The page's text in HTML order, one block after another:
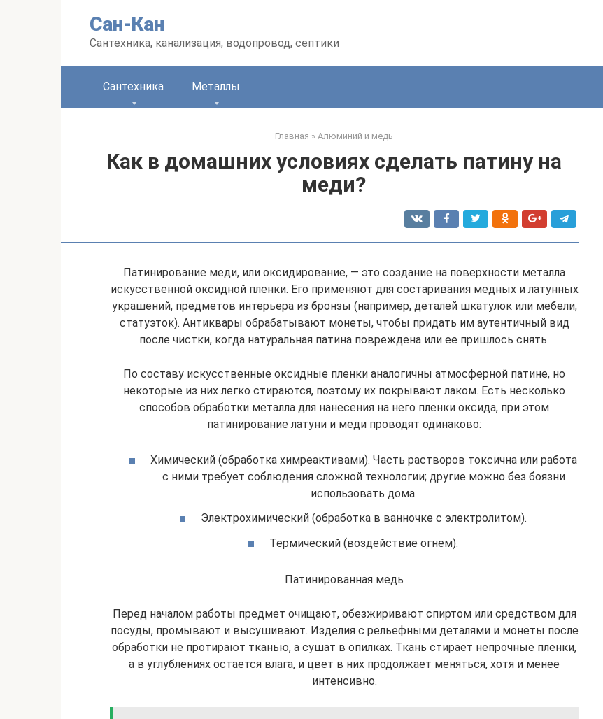
Сан-Кан
Сантехника, канализация, водопровод, септики
Сантехника Металлы
Главная » Алюминий и медь
Как в домашних условиях сделать патину на
меди?
Патинирование меди, или оксидирование, — это создание на поверхности металла
искусственной оксидной пленки. Его применяют для состаривания медных и латунных
украшений, предметов интерьера из бронзы (например, деталей шкатулок или мебели,
статуэток). Антиквары обрабатывают монеты, чтобы придать им аутентичный вид
после чистки, когда натуральная патина повреждена или ее пришлось снять.
По составу искусственные оксидные пленки аналогичны атмосферной патине, но
некоторые из них легко стираются, поэтому их покрывают лаком. Есть несколько
способов обработки металла для нанесения на него пленки оксида, при этом
патинирование латуни и меди проводят одинаково:
Химический (обработка химреактивами). Часть растворов токсична или работа
с ними требует соблюдения сложной технологии; другие можно без боязни
использовать дома.
Электрохимический (обработка в ванночке с электролитом).
Термический (воздействие огнем).
Патинированная медь
Перед началом работы предмет очищают, обезжиривают спиртом или средством для
посуды, промывают и высушивают. Изделия с рельефными деталями и монеты после
обработки не протирают тканью, а сушат в опилках. Ткань стирает непрочные пленки,
а в углублениях остается влага, и цвет в них продолжает меняться, хотя и менее
интенсивно.